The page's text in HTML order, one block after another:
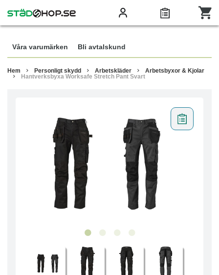
Våra varumärken Bli avtalskund
Hem Personligt skydd Arbetskläder
Arbetsbyxor & Kjolar
Hantverksbyxa Worksafe Stretch Pant Svart